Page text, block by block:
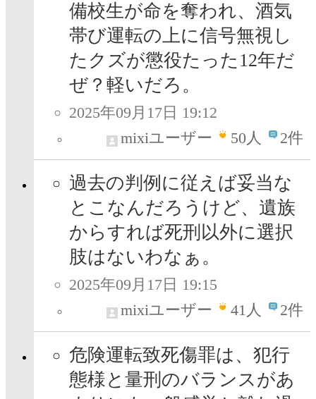
備校生が命を奪われ、酒気
帯び運転の上に信号無視し
たクズが懲役たった12年だ
ぜ？軽いだろ。
2025年09月17日 19:12
mixiユーザー
50人 2件
過去の判例に従えば妥当な
とこなんだろうけど、遺族
からすれば死刑以外に選択
肢はないわなぁ。
2025年09月17日 19:15
mixiユーザー
41人 2件
危険運転致死傷罪は、犯行
態様と量刑のバランスがあ